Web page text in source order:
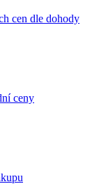
cen dle dohody
ceny